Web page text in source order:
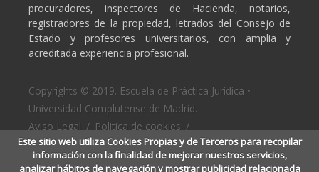
procuradores, inspectores de Hacienda, notarios,
registradores de la propiedad, letrados del Consejo de
Estado y profesores universitarios, con amplia y
acreditada experiencia profesional.
Copyrights © 2019. Escuela de Práctica Jurídica •
Universidad Complutense de Madrid.
Aviso Legal / Politica de cookies /
Politica de privacidad
Este sitio web utiliza Cookies Propias y de Terceros para recopilar
información con la finalidad de mejorar nuestros servicios,
analizar hábitos de navegación y mostrar publicidad relacionada